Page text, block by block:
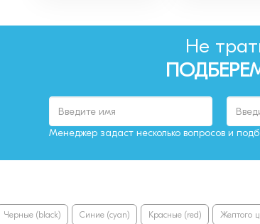
Не
Менеджер задаст несколько вопросов и
Черные (black) Синие (cyan) Красные (red) Желтого